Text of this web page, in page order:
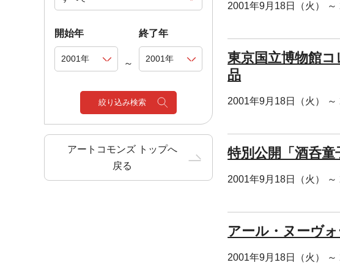
開始年
～
終了年
絞り込み検索
アートコモンズ トップへ
戻る
2001年9月18日（火） ～
東京国立博物館
品
2001年9月18日（火） ～
特別公開「酒呑童
2001年9月18日（火） ～
アール・ヌーヴ
2001年9月18日（火） ～